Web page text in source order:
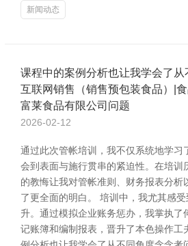
新闻动态
课程中的案例分析也让我学会了
互联网销售（销售预包装食品）|
富莱食品有限公司问题
2026-02-12
通过此次管帐培训，我不仅系统地学习
会到表面与施行贯串的紧迫性。在培训
的教悔让我对管帐准则、财务报表分析
了更全面的明白。 培训中，我尤其感
升。通过模拟企业账务惩办，我掌执了
记账簿和编制报表，晋升了本色操作工